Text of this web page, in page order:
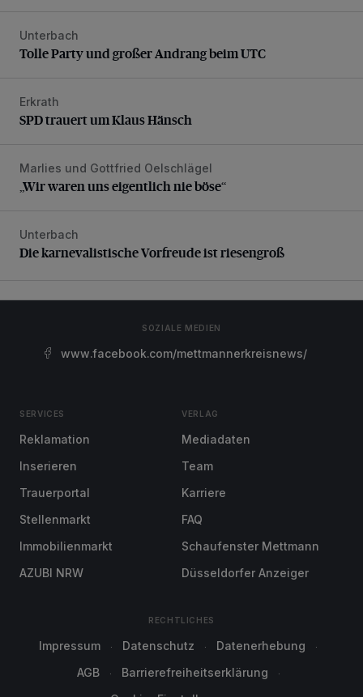
Tolle Party und großer Andrang beim UTC
Unterbach
Tolle Party und großer Andrang beim UTC
SPD trauert um Klaus Hänsch
Erkrath
SPD trauert um Klaus Hänsch
„Wir waren uns eigentlich nie böse“
Marlies und Gottfried Oelschlägel
„Wir waren uns eigentlich nie böse“
Die karnevalistische Vorfreude ist riesengroß
Unterbach
Die karnevalistische Vorfreude ist riesengroß
SOZIALE MEDIEN
www.facebook.com/mettmannerkreisnews/
SERVICES
Reklamation
Inserieren
Trauerportal
Stellenmarkt
Immobilienmarkt
AZUBI NRW
VERLAG
Mediadaten
Team
Karriere
FAQ
Schaufenster Mettmann
Düsseldorfer Anzeiger
RECHTLICHES
Impressum Datenschutz
Datenerhebung
AGB
Barrierefreiheitserklärung